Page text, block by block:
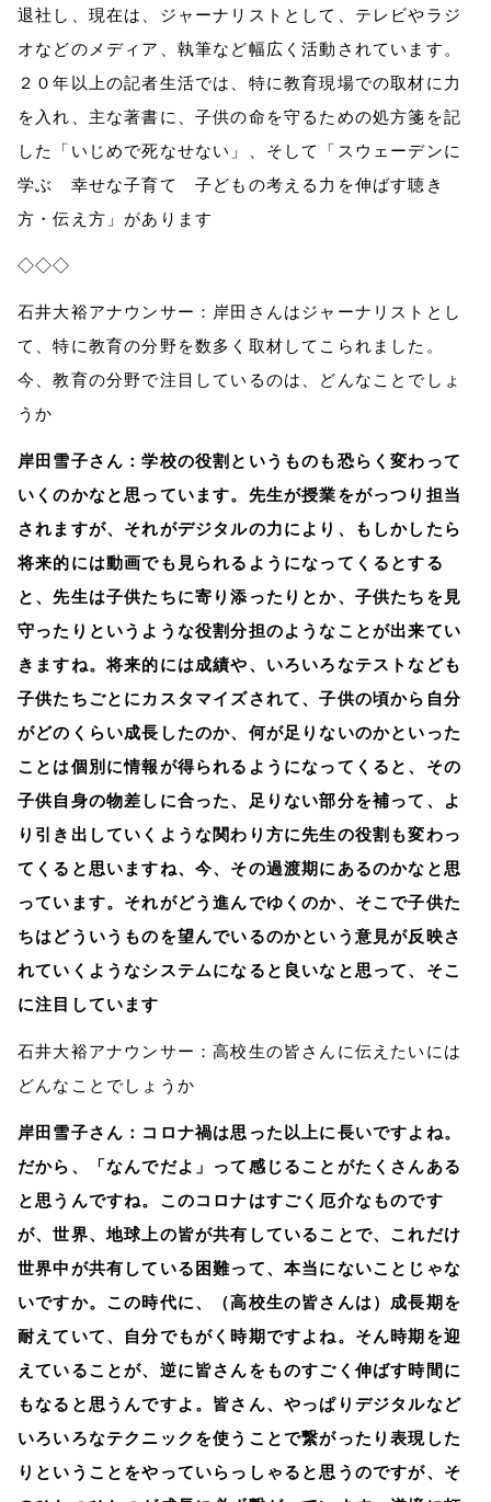
退社し、現在は、ジャーナリストとして、テレビやラジ
オなどのメディア、執筆など幅広く活動されています。
２０年以上の記者生活では、特に教育現場での取材に力
を入れ、主な著書に、子供の命を守るための処方箋を記
した「いじめで死なせない」、そして「スウェーデンに
学ぶ 幸せな子育て 子どもの考える力を伸ばす聴き
方・伝え方」があります
◇◇◇
石井大裕アナウンサー：岸田さんはジャーナリストとし
て、特に教育の分野を数多く取材してこられました。
今、教育の分野で注目しているのは、どんなことでしょ
うか
岸田雪子さん：学校の役割というものも恐らく変わって
いくのかなと思っています。先生が授業をがっつり担当
されますが、それがデジタルの力により、もしかしたら
将来的には動画でも見られるようになってくるとする
と、先生は子供たちに寄り添ったりとか、子供たちを見
守ったりというような役割分担のようなことが出来てい
きますね。将来的には成績や、いろいろなテストなども
子供たちごとにカスタマイズされて、子供の頃から自分
がどのくらい成長したのか、何が足りないのかといった
ことは個別に情報が得られるようになってくると、その
子供自身の物差しに合った、足りない部分を補って、よ
り引き出していくような関わり方に先生の役割も変わっ
てくると思いますね、今、その過渡期にあるのかなと思
っています。それがどう進んでゆくのか、そこで子供た
ちはどういうものを望んでいるのかという意見が反映さ
れていくようなシステムになると良いなと思って、そこ
に注目しています
石井大裕アナウンサー：高校生の皆さんに伝えたいには
どんなことでしょうか
岸田雪子さん：コロナ禍は思った以上に長いですよね。
だから、「なんでだよ」って感じることがたくさんある
と思うんですね。このコロナはすごく厄介なものです
が、世界、地球上の皆が共有していることで、これだけ
世界中が共有している困難って、本当にないことじゃな
いですか。この時代に、（高校生の皆さんは）成長期を
耐えていて、自分でもがく時期ですよね。そん時期を迎
えていることが、逆に皆さんをものすごく伸ばす時間に
もなると思うんですよ。皆さん、やっぱりデジタルなど
いろいろなテクニックを使うことで繋がったり表現した
りということをやっていらっしゃると思うのですが、そ